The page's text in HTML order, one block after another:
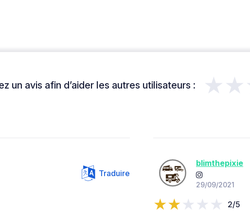
un avis afin d’aider les autres utilisateurs :
Traduire
blimthepixie
29/09/2021
2/5